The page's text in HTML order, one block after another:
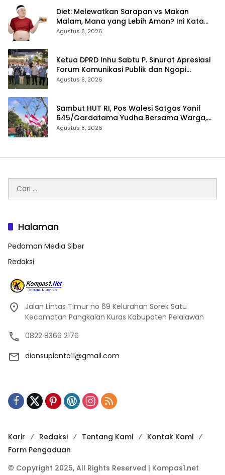
Diet: Melewatkan Sarapan vs Makan
Malam, Mana yang Lebih Aman? Ini Kata
Dokter
Agustus 8, 2026
Ketua DPRD Inhu Sabtu P. Sinurat Apresiasi
Forum Komunikasi Publik dan Ngopi
Bersama Kejari Inhu
Agustus 8, 2026
Sambut HUT RI, Pos Walesi Satgas Yonif
645/Gardatama Yudha Bersama Warga,
Kibarkan Merah Putih di Bukit Walesi
Agustus 8, 2026
untuk:
Halaman
Pedoman Media Siber
Redaksi
Jalan Lintas Timur no 69 Kelurahan Sorek Satu
Kecamatan Pangkalan Kuras Kabupaten Pelalawan
0822 8366 2176
diansupianto11@gmail.com
Karir Redaksi Tentang Kami
Kontak Kami
Form Pengaduan
© Copyright 2025, All Rights Reserved | Kompas1.net